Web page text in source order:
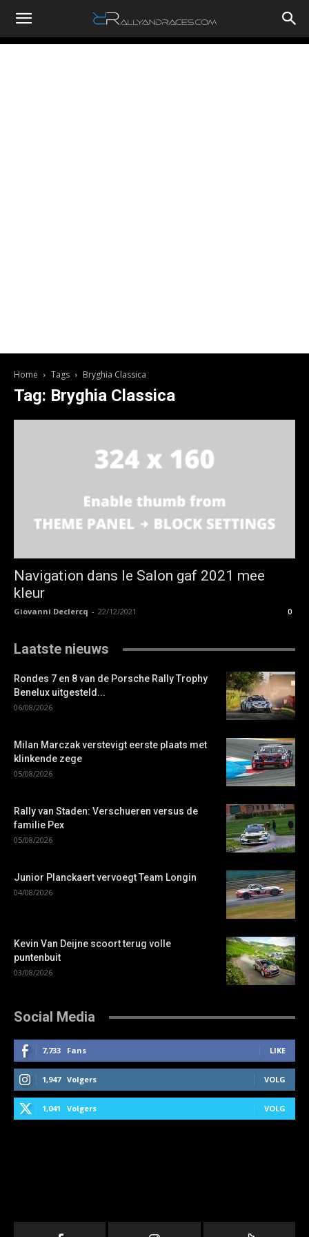
RallyandRaces.com
Home Tags Bryghia Classica
Tag: Bryghia Classica
Navigation dans le Salon gaf 2021 mee
kleur
Giovanni Declercq - 22/12/2021 0
Laatste nieuws
Rondes 7 en 8 van de Porsche Rally Trophy
Benelux uitgesteld...
06/08/2026
Milan Marczak verstevigt eerste plaats met
klinkende zege
05/08/2026
Rally van Staden: Verschueren versus de
familie Pex
05/08/2026
Junior Planckaert vervoegt Team Longin
04/08/2026
Kevin Van Deijne scoort terug volle
puntenbuit
03/08/2026
Social Media
7,733 Fans LIKE
1,947 Volgers VOLG
1,041 Volgers VOLG